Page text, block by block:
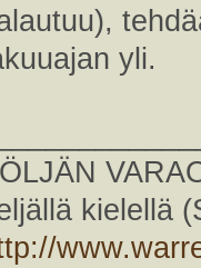
yli.
kielellä